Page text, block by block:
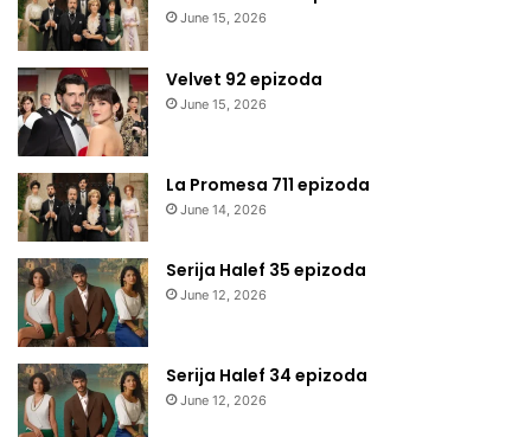
June 15, 2026
Velvet 92 epizoda
June 15, 2026
La Promesa 711 epizoda
June 14, 2026
Serija Halef 35 epizoda
June 12, 2026
Serija Halef 34 epizoda
June 12, 2026